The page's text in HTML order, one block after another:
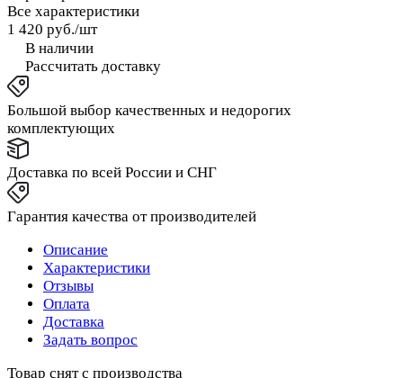
Все характеристики
1 420 руб./шт
В наличии
Рассчитать доставку
Большой выбор качественных и недорогих
комплектующих
Доставка по всей России и СНГ
Гарантия качества от производителей
Описание
Характеристики
Отзывы
Оплата
Доставка
Задать вопрос
Товар снят с производства